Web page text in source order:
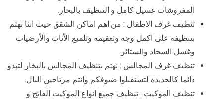
المفروشات غسيل كامل و التنظيف بالبخار.
تنظيف غرف الاطفال : من اهم اماكن الشقق حيث اننا نهتم
بتنظيفه على اكمل وجه وتعقيمه وتلميع الأثاث والأرضيات
وغسل السجاد والستائر.
تنظيف غرف المجالس : نهتم بتنظيف المجالس بالبخار لتبدو
دائما كالجديدة لتستقبلوا ضيوفكم وانتم مرتاحين البال.
تنظيف الموكيت : تنظيف جميع انواع الموكيت الفاتح و